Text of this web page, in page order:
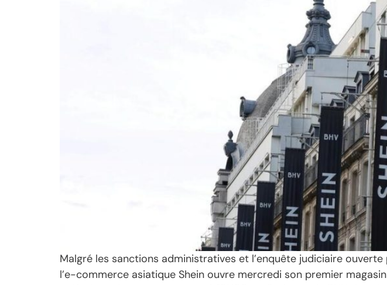
Malgré les sanctions administratives et l’enquête judiciaire
l’e-commerce asiatique Shein ouvre mercredi son premier